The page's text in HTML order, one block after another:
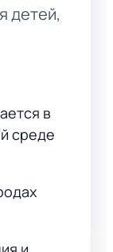
детей,
в
среде